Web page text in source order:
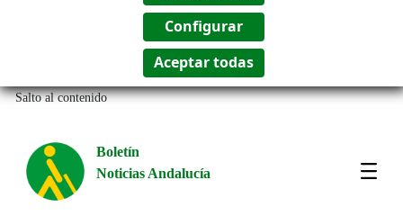
Salto al contenido
Boletín
Noticias Andalucía